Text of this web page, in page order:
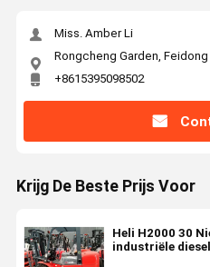
Miss. Amber Li
Rongcheng Garden,
+8615395098502
Krijg De Beste Prijs Voor
Heli H2000 30
industriële